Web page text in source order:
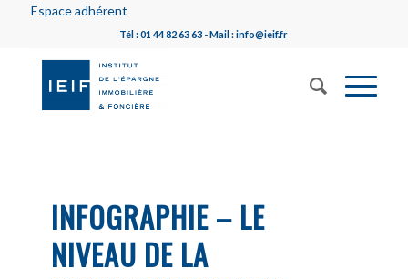
Espace adhérent
Tél : 01 44 82 63 63 - Mail : info@ieif.fr
INFOGRAPHIE – LE
NIVEAU DE LA